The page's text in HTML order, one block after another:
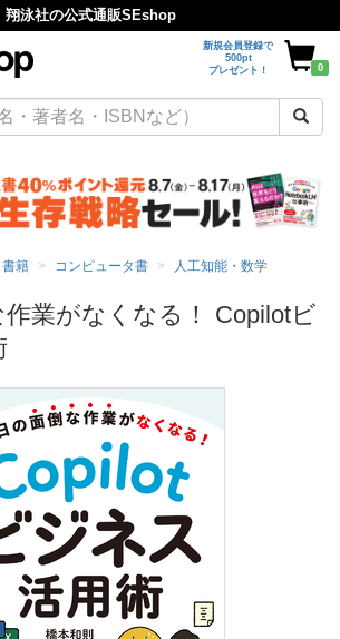
翔泳社の公式通販SEshop
新規会員登録で
500pt
プレゼント！
0
書籍 コンピュータ書 人工知能・数学
業がなくなる！ Copilotビ